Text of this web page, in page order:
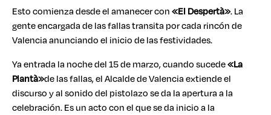
Esto comienza desde el amanecer con«El Despertà». La
gente encargada de las fallas transita por cada rincón de
Valencia anunciando el inicio de las festividades.
Ya entrada la noche del 15 de marzo, cuando sucede«La
Plantà»de las fallas, el Alcalde de Valencia extiende el
discurso y al sonido del pistolazo se da la apertura a la
celebración. Es un acto con el que se da inicio a la